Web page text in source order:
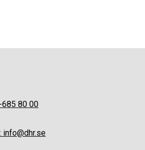
685 80 00
info@dhr.se